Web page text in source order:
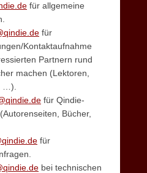
für allgemeine
für
Kontaktaufnahme
Partnern rund
machen (Lektoren,
…).
für Qindie-
Bücher,
für
bei technischen